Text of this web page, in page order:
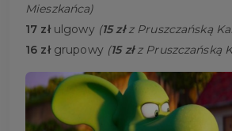
Mieszkańca)
17 zł ulgowy (15 złz Pruszczańską
16 złgrupowy (15 złz Pruszczańską